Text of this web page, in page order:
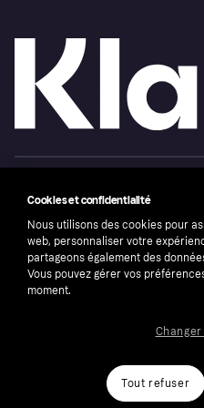
rights reserved. Klarna Bank AB (publ).
number: 556737-0431
Conditions
Cookies et confidentialité
Nous utilisons des cookies pour
web, personnaliser votre
partageons également des
Vous pouvez gérer vos
moment.
Tout refuser